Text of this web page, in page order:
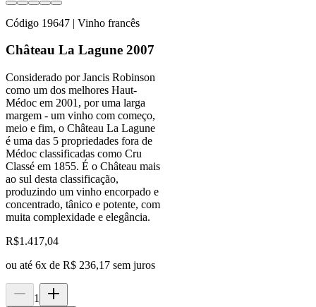
Código 19647 | Vinho francês
Château La Lagune 2007
Considerado por Jancis Robinson
como um dos melhores Haut-
Médoc em 2001, por uma larga
margem - um vinho com começo,
meio e fim, o Château La Lagune
é uma das 5 propriedades fora de
Médoc classificadas como Cru
Classé em 1855. É o Château mais
ao sul desta classificação,
produzindo um vinho encorpado e
concentrado, tânico e potente, com
muita complexidade e elegância.
R$1.417,04
ou até 6x de R$ 236,17 sem juros
1